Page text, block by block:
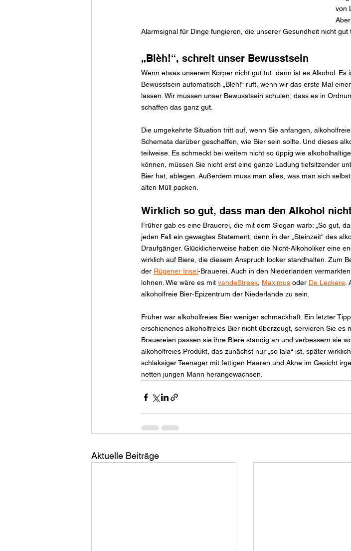
von
Alarmsignal für Dinge fungieren, die unserer Gesundheit nicht gut
„Blèh!“, schreit unser Bewusstsein
Wenn etwas unserem Körper nicht gut tut, dann ist es Alkohol.
Bewusstsein automatisch „Blèh!“ ruft, wenn wir das erste Mal
lassen. Wir müssen unser Bewusstsein schulen, dass es in
schaffen das ganz gut.
Die umgekehrte Situation tritt auf, wenn Sie anfangen,
Schemata darüber geschaffen, wie Bier sein sollte. Und dieses
teilweise. Es schmeckt bei weitem nicht so üppig wie
können, müssen Sie nicht erst eine ganze Ladung tiefsitzender
Bier hat, ablegen. Außerdem muss man alles, was man sich
alten Müll packen.
Wirklich so gut, dass man den Alkohol
Früher gab es eine Brauerei, die mit dem Slogan warb: „So gut,
jeden Fall ein gewagtes Statement, denn in der „Steinzeit“ des
Draufgänger. Glücklicherweise haben die Nicht-Alkoholiker eine
wirklich auf Biere, die diesem Anspruch locker standhalten. Zum
der Rügener Insel-Brauerei. Auch in den Niederlanden
lohnen. Wie wäre es mit vandeStreek Maximus oder De Leckere
alkoholfreie Bier-Epizentrum der Niederlande zu sein.
Früher war alkoholfreies Bier weniger schmackhaft. Ein letzter
erschienenes alkoholfreies Bier nicht überzeugt, servieren Sie es
Brauereien passen sie ihre Biere ständig an und verbessern sie
alkoholfreies Produkt, das zunächst nur „so lala“ ist, später
schlaksiger Teenager mit fettigen Haaren und Akne im Gesicht
netten jungen Mann herangewachsen.
Aktuelle Beiträge